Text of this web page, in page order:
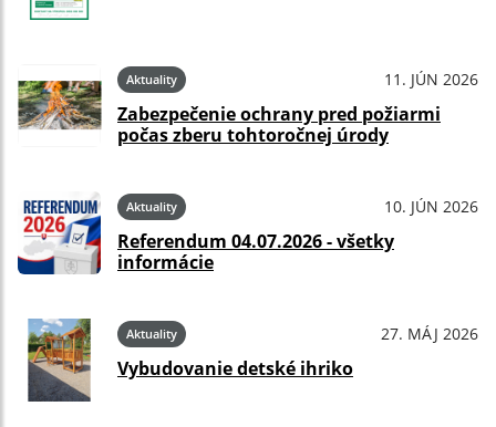
Aktuality 11. JÚN 2026
Zabezpečenie ochrany pred požiarmi
počas zberu tohtoročnej úrody
Aktuality 10. JÚN 2026
Referendum 04.07.2026 - všetky
informácie
Aktuality 27. MÁJ 2026
Vybudovanie detské ihriko